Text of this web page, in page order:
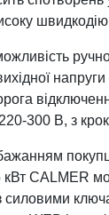
напруги
300 В, з
CALMER
силовими